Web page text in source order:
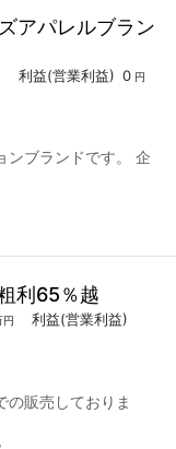
アパレルブラン
利益(営業利益) 0 円
ンブランドです。 企
利65％越
円 利益(営業利益)
の販売しておりま